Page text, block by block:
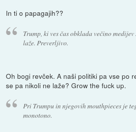
In ti o papagajih??
Trump, ki ves čas obklada večino medijev
laže. Preverljivo.
Oh bogi revček. A naši politiki pa vse po
se pa nikoli ne laže? Grow the fuck up.
Pri Trumpu in njegovih mouthpieces je
monotono.